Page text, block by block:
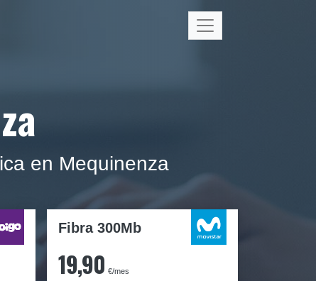
en Mequinenza
Fibra 300Mb
19,90 €/mes